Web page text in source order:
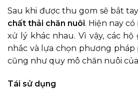
Sau khi được thu gom sẽ bắt
chất thải chăn nuôi. Hiện nay
xử lý khác nhau. Vì vậy, các
nhắc và lựa chọn phương
cũng như quy mô chăn nuôi
Tái sử dụng